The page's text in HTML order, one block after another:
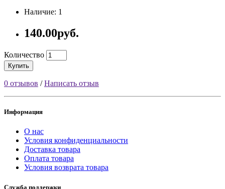
Наличие: 1
140.00руб.
Количество
Купить
0 отзывов /Написать отзыв
Информация
О нас
Условия конфиденциальности
Доставка товара
Оплата товара
Условия возврата товара
Служба поддержки